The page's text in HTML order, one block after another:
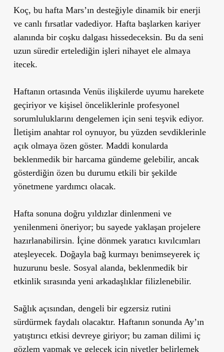
Koç, bu hafta Mars’ın desteğiyle dinamik bir enerji
ve canlı fırsatlar vadediyor. Hafta başlarken kariyer
alanında bir coşku dalgası hissedeceksin. Bu da seni
uzun süredir ertelediğin işleri nihayet ele almaya
itecek.
Haftanın ortasında Venüs ilişkilerde uyumu harekete
geçiriyor ve kişisel önceliklerinle profesyonel
sorumluluklarını dengelemen için seni teşvik ediyor.
İletişim anahtar rol oynuyor, bu yüzden sevdiklerinle
açık olmaya özen göster. Maddi konularda
beklenmedik bir harcama gündeme gelebilir, ancak
gösterdiğin özen bu durumu etkili bir şekilde
yönetmene yardımcı olacak.
Hafta sonuna doğru yıldızlar dinlenmeni ve
yenilenmeni öneriyor; bu sayede yaklaşan projelere
hazırlanabilirsin. İçine dönmek yaratıcı kıvılcımları
ateşleyecek. Doğayla bağ kurmayı benimseyerek iç
huzurunu besle. Sosyal alanda, beklenmedik bir
etkinlik sırasında yeni arkadaşlıklar filizlenebilir.
Sağlık açısından, dengeli bir egzersiz rutini
sürdürmek faydalı olacaktır. Haftanın sonunda Ay’ın
yatıştırıcı etkisi devreye giriyor; bu zaman dilimi iç
gözlem yapmak ve gelecek için niyetler belirlemek